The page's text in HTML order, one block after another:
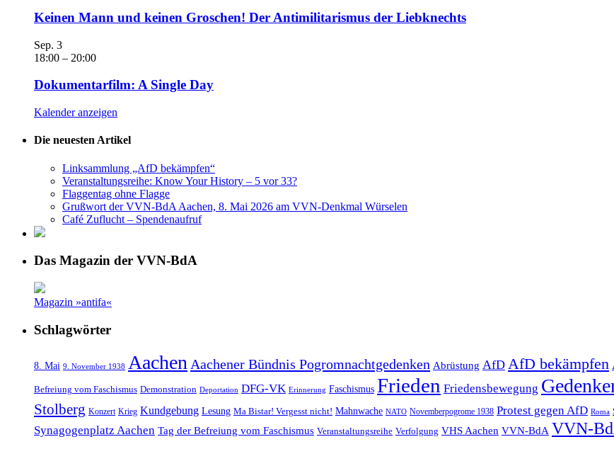
Keinen Mann und keinen Groschen! Der Antimilitarismus der Liebknechts
Sep. 3
18:00 – 20:00
Dokumentarfilm: A Single Day
Kalender anzeigen
Die neuesten Artikel
Linksammlung „AfD bekämpfen“
Veranstaltungsreihe: Know Your History – 5 vor 33?
Flaggentag ohne Flagge
Grußwort der VVN-BdA Aachen, 8. Mai 2026 am VVN-Denkmal Würselen
Café Zuflucht – Spendenaufruf
Das Magazin der VVN-BdA
Magazin »antifa«
Schlagwörter
8. Mai 9. November 1938 Aachen Aachener Bündnis Pogromnachtgedenken Abrüstung AfD AfD bekämpfen
Befreiung vom Faschismus Demonstration Deportation DFG-VK Erinnerung Faschismus Frieden Friedensbewegung
Stolberg Konzert Krieg Kundgebung Lesung Ma Bistar! Vergesst nicht! Mahnwache NATO Novemberpogrome 1938 Protest gegen AfD Roma
Synagogenplatz Aachen Tag der Befreiung vom Faschismus Veranstaltungsreihe Verfolgung VHS Aachen VVN-BdA VVN-